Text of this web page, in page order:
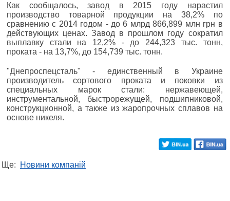
Как сообщалось, завод в 2015 году нарастил
производство товарной продукции на 38,2% по
сравнению с 2014 годом - до 6 млрд 866,899 млн грн в
действующих ценах. Завод в прошлом году сократил
выплавку стали на 12,2% - до 244,323 тыс. тонн,
проката - на 13,7%, до 154,739 тыс. тонн.
"Днепроспецсталь" - единственный в Украине
производитель сортового проката и поковки из
специальных марок стали: нержавеющей,
инструментальной, быстрорежущей, подшипниковой,
конструкционной, а также из жаропрочных сплавов на
основе никеля.
Ще: Новини компаній